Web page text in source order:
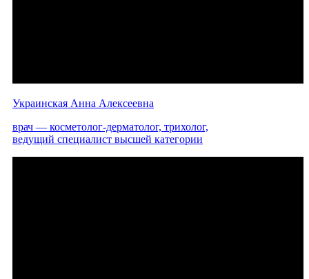
Украинская Анна Алексеевна
врач — косметолог-дерматолог, трихолог,
ведущий специалист высшей категории